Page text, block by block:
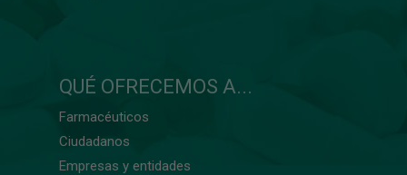
QUÉ OFRECEMOS A...
Farmacéuticos
Ciudadanos
Empresas y entidades